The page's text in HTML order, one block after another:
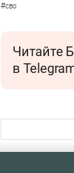
#сво
Читайте
в